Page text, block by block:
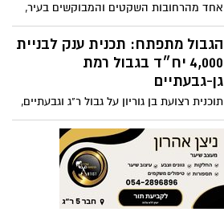
אחד מהרחובות השקטים והמבוקשים בעיר,
צפוי לעבור בשנים הקרובות שינוי משמעותי
נוסף
הגבול מתפתח: תכנית ענק לבניית
4,000 יח״ד בגבול רמת
גן-גבעתיים
תוכנית רצועת בן גוריון על גבול ר"ג וגבעתיים,
משתרעת על פני 254 דונם וכוללת שילוב של
קומות